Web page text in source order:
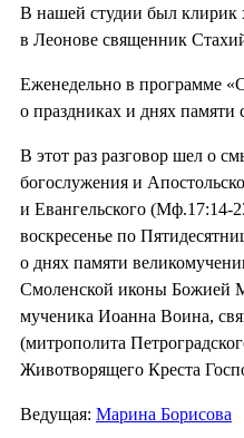
В нашей студии был клирик
в Леонове священник
Еженедельно в программе
о праздниках и днях памяти
В этот раз разговор шел о
богослужения и
и Евангельского (Мф.17:14-
воскресенье по
о днях памяти
Смоленской иконы Божией
мученика Иоанна Воина,
(митрополита
Животворящего Креста
Ведущая: Марина Борисова